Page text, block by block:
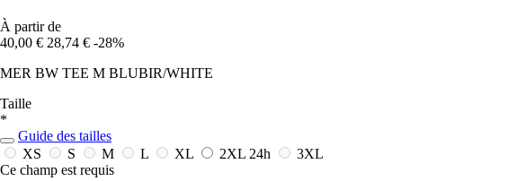
À partir de
40,00 € 28,74 € -28%
MER BW TEE M BLUBIR/WHITE
Taille
*
Guide des tailles
XS
S M L XL 2XL 24h
3XL
Ce champ est requis